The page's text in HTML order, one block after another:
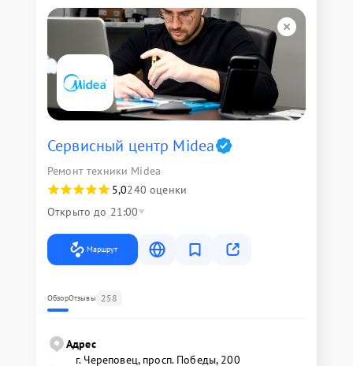
Сервисный центр Midea
Ремонт техники Midea
5,0240 оценки
Открыто до 21:00
Маршрут
ОбзорОтзывы 258
Адрес
г. Череповец, просп. Победы, 200